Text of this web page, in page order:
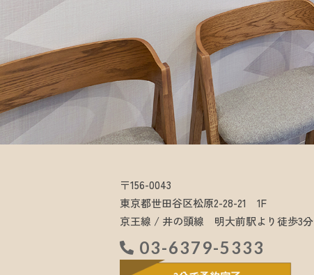
〒156-0043
東京都世田谷区松原2-28-21 1F
京王線 / 井の頭線 明大前駅より徒歩3分
03-6379-5333